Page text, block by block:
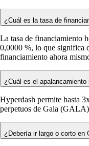
¿Cuál es la tasa de
La tasa de financiamiento
0,0000 %, lo que significa
financiamiento ahora
¿Cuál es el
Hyperdash permite hasta
perpetuos de Gala
¿Debería ir largo o corto en